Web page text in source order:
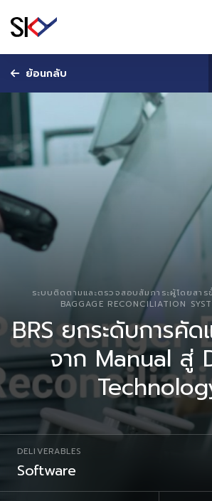
ย้อนกลับ
ระบบติดตามและตรวจสอบสัมภาระผู้โดยสาร
BAGGAGE RECONCILIATION
BRS ยกระดับการคัด
จาก Manual สู่
DELIVERABLES
Software